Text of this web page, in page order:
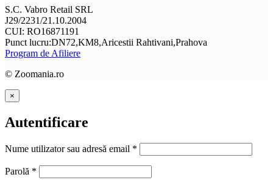
S.C. Vabro Retail SRL
J29/2231/21.10.2004
CUI: RO16871191
Punct lucru:DN72,KM8,Aricestii Rahtivani,Prahova
Program de Afiliere
© Zoomania.ro
×
Autentificare
Nume utilizator sau adresă email *
Parolă *